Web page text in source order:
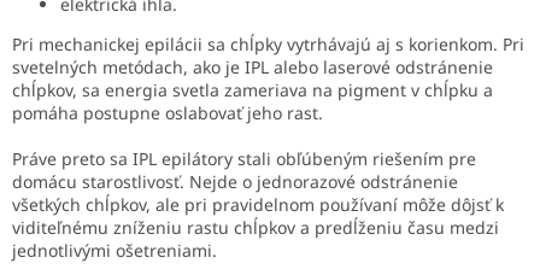
Pri mechanickej epilácii sa chĺpky vytrhávajú aj s korienkom. Pri
svetelných metódach, ako je IPL alebo laserové odstránenie
chĺpkov, sa energia svetla zameriava na pigment v chĺpku a
pomáha postupne oslabovať jeho rast.
Práve preto sa IPL epilátory stali obľúbeným riešením pre
domácu starostlivosť. Nejde o jednorazové odstránenie
všetkých chĺpkov, ale pri pravidelnom používaní môže dôjsť k
viditeľnému zníženiu rastu chĺpkov a predĺženiu času medzi
jednotlivými ošetreniami.